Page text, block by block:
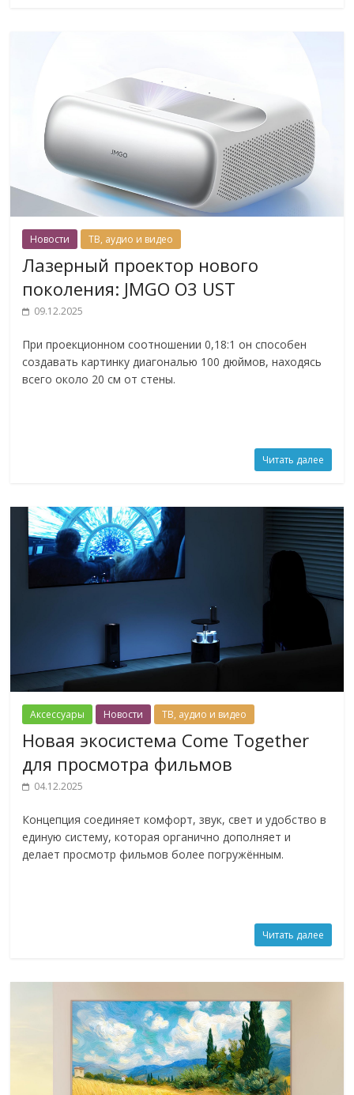
Новости ТВ, аудио и видео
Лазерный проектор нового
поколения: JMGO O3 UST
09.12.2025
При проекционном соотношении 0,18:1 он способен
создавать картинку диагональю 100 дюймов, находясь
всего около 20 см от стены.
Читать далее
Аксессуары Новости ТВ, аудио и видео
Новая экосистема Come Together
для просмотра фильмов
04.12.2025
Концепция соединяет комфорт, звук, свет и удобство в
единую систему, которая органично дополняет и
делает просмотр фильмов более погружённым.
Читать далее